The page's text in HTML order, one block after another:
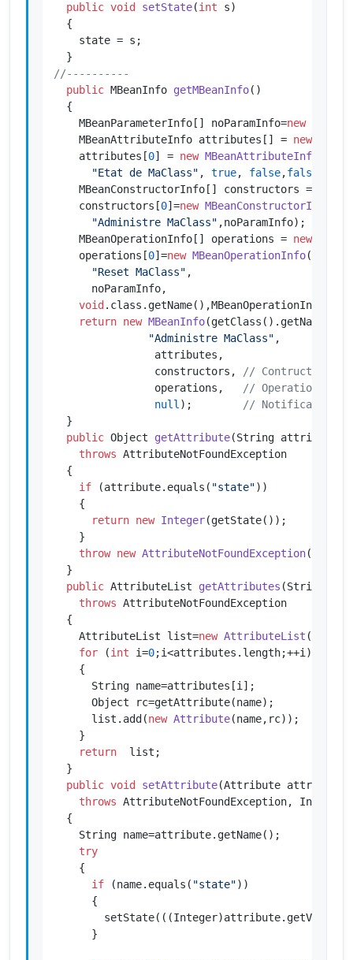
public void setState(int s)
  {
    state = s;
//----------
public MBeanInfo getMBeanInfo()
  {
    MBeanParameterInfo[] noParamInfo=
new
    MBeanAttributeInfo attributes[] =
new
    attributes[
0] = new MBeanAttributeInfo
"Etat de MaClass" , true, false,false
    MBeanConstructorInfo[] constructors =
    constructors[
0]=new MBeanConstructorInfo
"Administre MaClass" ,noParamInfo);
    MBeanOperationInfo[] operations =
new
    operations[
0]=new MBeanOperationInfo(
"Reset MaClass" ,
      noParamInfo,
void
return new MBeanInfo(getClass().getName(),
"Administre MaClass" ,
                attributes,
                constructors,
// Contructeur
                operations,
// Operation
null); // Notification
  }
public Object getAttribute(String attribute)
throws AttributeNotFoundException
  {
if (attribute.equals( "state"))
    {
return new Integer(getState());
    }
throw new AttributeNotFoundException
  }
public AttributeList getAttributes (String[]
throws AttributeNotFoundException
  {
    AttributeList list=
new AttributeList ();
for (int i=0;i<attributes.length;++i)
    {
      String name=attributes[i];
      Object rc=getAttribute(name);
      list.add(
new Attribute(name,rc));
    }
return
  list;
  }
public void setAttribute(Attribute attribute)
throws AttributeNotFoundException,
  {
    String name=attribute.getName();
try
    {
if (name.equals( "state"))
      {
      }